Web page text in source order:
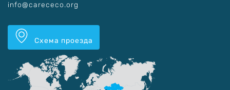
info@carececo.org
Схема проезда